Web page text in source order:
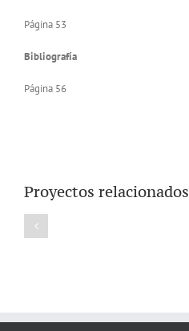
Página 53
Bibliografía
Página 56
Proyectos relacionados